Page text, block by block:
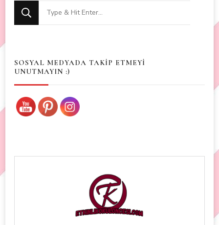
Looking
for
SOSYAL MEDYADA TAKİP ETMEYİ
UNUTMAYIN :)